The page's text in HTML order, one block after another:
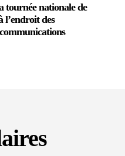
tournée nationale de
l’endroit des